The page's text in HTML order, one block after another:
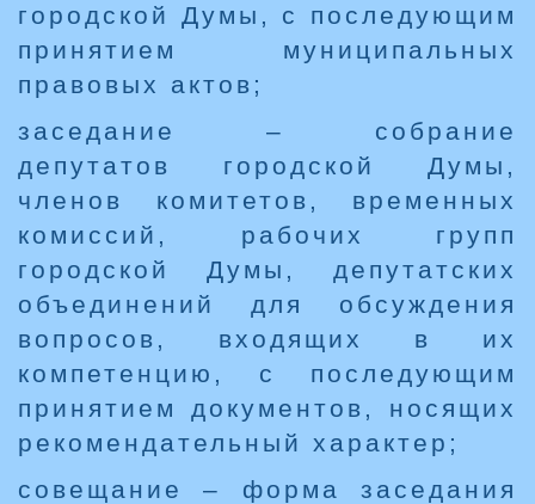
городской Думы, с последующим
принятием муниципальных
правовых актов;
заседание – собрание
депутатов городской Думы,
членов комитетов, временных
комиссий, рабочих групп
городской Думы, депутатских
объединений для обсуждения
вопросов, входящих в их
компетенцию, с последующим
принятием документов, носящих
рекомендательный характер;
совещание – форма заседания